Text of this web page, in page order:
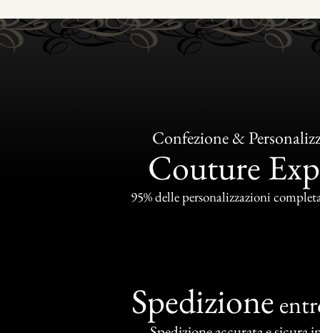
Confezione &
Couture
95% delle personalizzazioni
Spedizione